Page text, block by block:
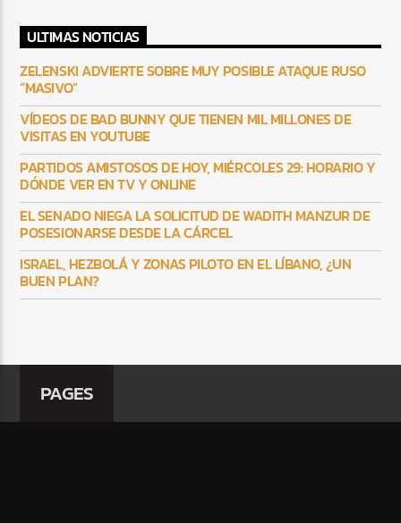
ULTIMAS NOTICIAS
ZELENSKI ADVIERTE SOBRE MUY POSIBLE ATAQUE RUSO
“MASIVO”
VÍDEOS DE BAD BUNNY QUE TIENEN MIL MILLONES DE
VISITAS EN YOUTUBE
PARTIDOS AMISTOSOS DE HOY, MIÉRCOLES 29: HORARIO Y
DÓNDE VER EN TV Y ONLINE
EL SENADO NIEGA LA SOLICITUD DE WADITH MANZUR DE
POSESIONARSE DESDE LA CÁRCEL
ISRAEL, HEZBOLÁ Y ZONAS PILOTO EN EL LÍBANO, ¿UN
BUEN PLAN?
PAGES